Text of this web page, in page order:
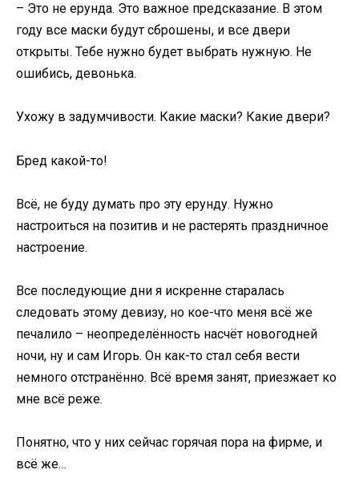
– Это не ерунда. Это важное предсказание. В этом
году все маски будут сброшены, и все двери
открыты. Тебе нужно будет выбрать нужную. Не
ошибись, девонька.
Ухожу в задумчивости. Какие маски? Какие двери?
Бред какой-то!
Всё, не буду думать про эту ерунду. Нужно
настроиться на позитив и не растерять праздничное
настроение.
Все последующие дни я искренне старалась
следовать этому девизу, но кое-что меня всё же
печалило – неопределённость насчёт новогодней
ночи, ну и сам Игорь. Он как-то стал себя вести
немного отстранённо. Всё время занят, приезжает ко
мне всё реже.
Понятно, что у них сейчас горячая пора на фирме, и
всё же…